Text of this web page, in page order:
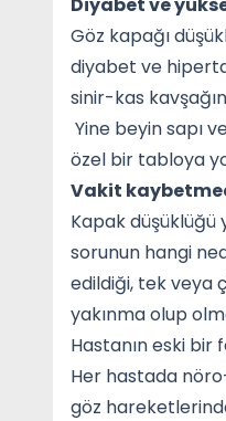
Göz kapağı
diyabet ve
sinir-kas
Yine beyin sapı
özel bir tabloya
Vakit
Kapak düşüklüğü
sorunun hangi
edildiği, tek veya
yakınma olup
Hastanın eski bir
Her hastada
göz